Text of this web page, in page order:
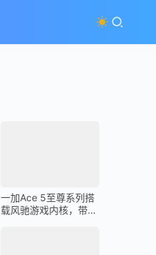
一加Ace 5至尊系列搭
载风驰游戏内核，带来